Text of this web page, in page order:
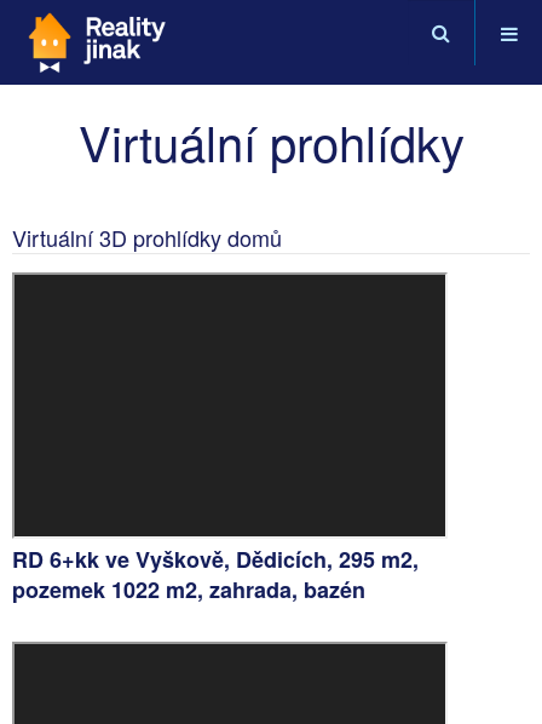
Virtuální prohlídky
Virtuální 3D prohlídky domů
RD 6+kk ve Vyškově, Dědicích, 295 m2,
pozemek 1022 m2, zahrada, bazén